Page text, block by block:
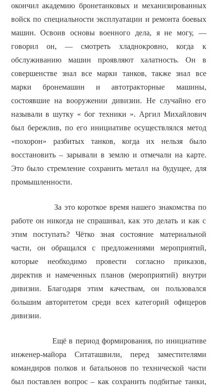
окончил академию бронетанковых и механизированных
войск по специальности эксплуатации и ремонта боевых
машин. Освоив основы военного дела, я не могу, —
говорил он, — смотреть хладнокровно, когда к
обслуживанию машин проявляют халатность. Он в
совершенстве знал все марки танков, также знал все
марки бронемашин и автотракторные машины,
состоявшие на вооружении дивизии. Не случайно его
называли в шутку « бог техники ». Аргил Михайлович
был бережлив, по его инициативе осуществлялся метод
«похорон» разбитых танков, когда их нельзя было
восстановить – зарывали в землю и отмечали на карте.
Это было стремление сохранить металл на будущее, для
промышленности.
За это короткое время нашего знакомства по
работе он никогда не спрашивал, как это делать и как с
этим поступать? Чётко зная состояние материальной
части, он обращался с предложениями мероприятий,
которые необходимо провести согласно приказов,
директив и намеченных планов (мероприятий) внутри
дивизии. Благодаря этим качествам, он пользовался
большим авторитетом среди всех категорий офицеров
дивизии.
Ещё в период формирования, по инициативе
инженер-майора Ситаташвили, перед заместителями
командиров полков и батальонов по технической части
был поставлен вопрос – как сохранить подбитые танки,